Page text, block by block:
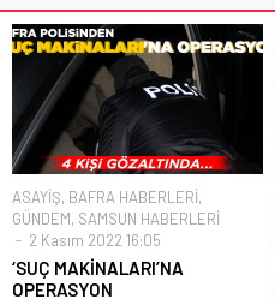
ASAYİŞ, BAFRA HABERLERİ,
GÜNDEM, SAMSUN HABERLERİ
2 Kasım 2022 16:05
‘SUÇ MAKİNALARI’NA
OPERASYON